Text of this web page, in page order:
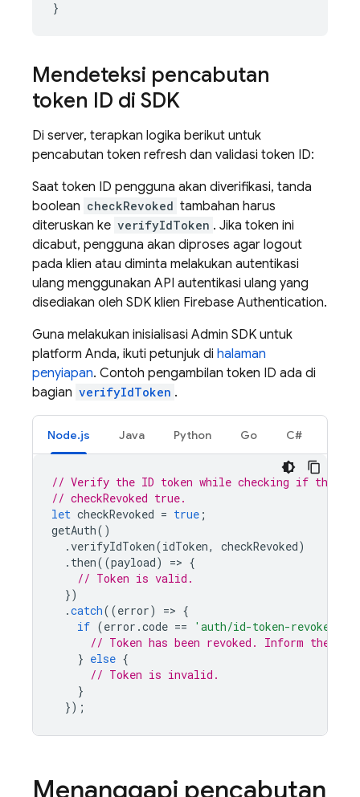
Mendeteksi pencabutan
token ID di SDK
Di server, terapkan logika berikut untuk
pencabutan token refresh dan validasi token ID:
Saat token ID pengguna akan diverifikasi, tanda
boolean checkRevoked tambahan harus
diteruskan ke verifyIdToken . Jika token ini
dicabut, pengguna akan diproses agar logout
pada klien atau diminta melakukan autentikasi
ulang menggunakan API autentikasi ulang yang
disediakan oleh SDK klien Firebase Authentication.
Guna melakukan inisialisasi Admin SDK untuk
platform Anda, ikuti petunjuk di halaman
penyiapan. Contoh pengambilan token ID ada di
bagian verifyIdToken .
Node.js Java Python Go C#
// Verify the ID token while checking if the
// checkRevoked true.
let checkRevoked = true ;
getAuth()
.verifyIdToken(idToken, checkRevoked)
. then((payload) => {
// Token is valid.
})
.catch((error) => {
if (error .code == 'auth/id-token-revoked'
// Token has been revoked. Inform the
} else {
// Token is invalid.
}
});
Menanggapi pencabutan